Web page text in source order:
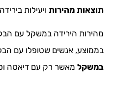
תוצאות מהירות ויעילות
מהירות הירידה במשקל עם
בממוצע, אנשים שטופלו עם
במשקל מאשר רק עם דיאטה